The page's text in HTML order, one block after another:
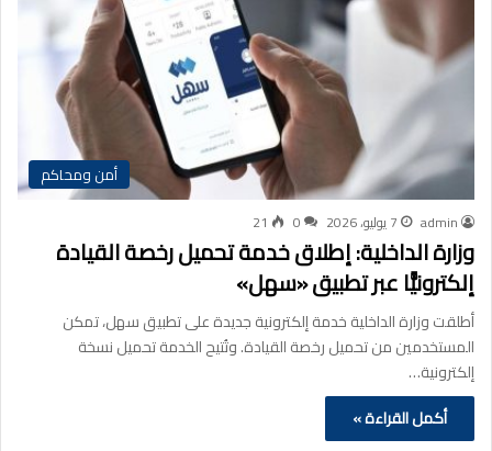
أمن ومحاكم
admin 7 يوليو، 2026 0
21
وزارة الداخلية: إطلاق خدمة تحميل رخصة القيادة
إلكترونيًّا عبر تطبيق «سهل»
أطلقت وزارة الداخلية خدمة إلكترونية جديدة على تطبيق سهل، تمكن
المستخدمين من تحميل رخصة القيادة. وتُتيح الخدمة تحميل نسخة
إلكترونية…
أكمل القراءة »